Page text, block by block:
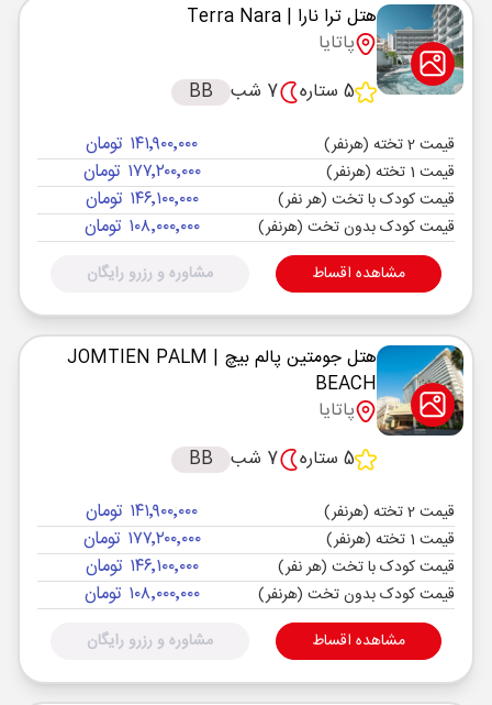
هتل ترا نارا | Terra Nara
پاتایا
5 ستاره
7 شب BB
قیمت 2 تخته (هرنفر) ۱۴۱٬۹۰۰٬۰۰۰ تومان
قیمت 1 تخته (هرنفر) ۱۷۷٬۲۰۰٬۰۰۰ تومان
قیمت کودک با تخت (هر نفر) ۱۴۶٬۱۰۰٬۰۰۰ تومان
قیمت کودک بدون تخت (هرنفر) ۱۰۸٬۰۰۰٬۰۰۰ تومان
مشاهده اقساط مشاوره و رزرو رایگان
هتل جومتین پالم بیچ
| JOMTIEN PALM
BEACH
پاتایا
5 ستاره
7 شب BB
قیمت 2 تخته (هرنفر) ۱۴۱٬۹۰۰٬۰۰۰ تومان
قیمت 1 تخته (هرنفر) ۱۷۷٬۲۰۰٬۰۰۰ تومان
قیمت کودک با تخت (هر نفر) ۱۴۶٬۱۰۰٬۰۰۰ تومان
قیمت کودک بدون تخت (هرنفر) ۱۰۸٬۰۰۰٬۰۰۰ تومان
مشاهده اقساط مشاوره و رزرو رایگان